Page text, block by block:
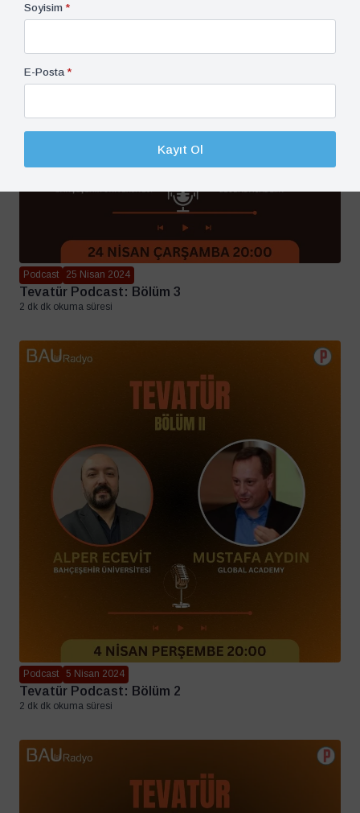
Podcast 25 Nisan 2024
Tevatür Podcast: Bölüm 3
2 dk dk okuma süresi
Podcast 5 Nisan 2024
Tevatür Podcast: Bölüm 2
2 dk dk okuma süresi
Soyisim *
E-Posta *
Kayıt Ol